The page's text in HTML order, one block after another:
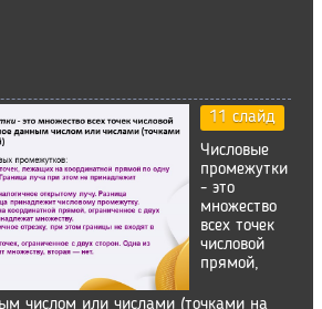
11 слайд
Числовые
промежутки
- это
множество
всех точек
числовой
прямой,
числом или числами (точками на